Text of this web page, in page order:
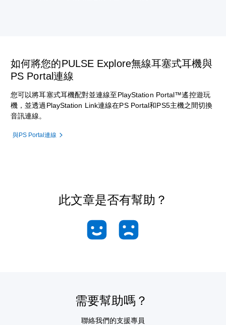
如何將您的PULSE Explore無線耳塞式耳機與
PS Portal連線
您可以將耳塞式耳機配對並連線至PlayStation Portal™遙控遊玩
機，並透過PlayStation Link連線在PS Portal和PS5主機之間切換
音訊連線。
與PS Portal連線
此文章是否有幫助？
需要幫助嗎？
聯絡我們的支援專員